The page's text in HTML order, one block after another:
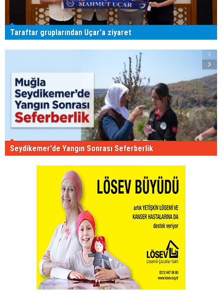
Taraftar gruplarından Uçar'a ziyaret
Seydikemer'de Yangın Sonrası Seferberlik